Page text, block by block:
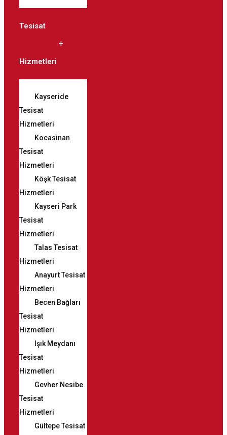
Tesisat
Hizmetleri
Kayseride
Tesisat
Hizmetleri
Kocasinan
Tesisat
Hizmetleri
Köşk Tesisat
Hizmetleri
Kayseri Park
Tesisat
Hizmetleri
Talas Tesisat
Hizmetleri
Anayurt Tesisat
Hizmetleri
Becen Bağları
Tesisat
Hizmetleri
Işık Meydanı
Tesisat
Hizmetleri
Gevher Nesibe
Tesisat
Hizmetleri
Gültepe Tesisat